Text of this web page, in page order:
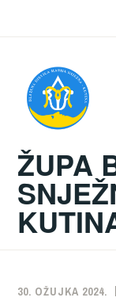
ŽUPA
30. OŽUJKA 2024.